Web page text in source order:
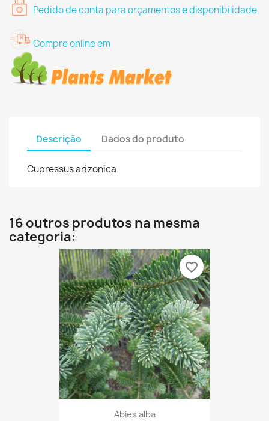
Pedido de conta para orçamentos e disponibilidade.
Compre online em
Descrição Dados do produto
Cupressus arizonica
16 outros produtos na mesma
categoria:
Abies alba
favorite_border